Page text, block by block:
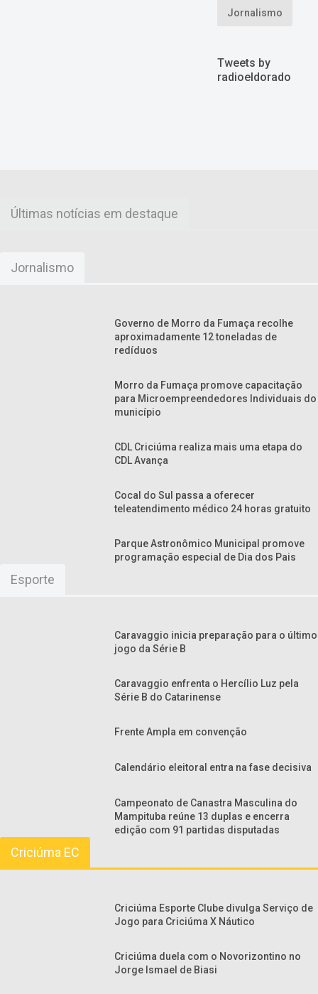
Jornalismo
Tweets by
radioeldorado
Últimas notícias em destaque
Jornalismo
Governo de Morro da Fumaça recolhe
aproximadamente 12 toneladas de
redíduos
Morro da Fumaça promove capacitação
para Microempreendedores Individuais do
município
CDL Criciúma realiza mais uma etapa do
CDL Avança
Cocal do Sul passa a oferecer
teleatendimento médico 24 horas gratuito
Parque Astronômico Municipal promove
programação especial de Dia dos Pais
Esporte
Caravaggio inicia preparação para o último
jogo da Série B
Caravaggio enfrenta o Hercílio Luz pela
Série B do Catarinense
Frente Ampla em convenção
Calendário eleitoral entra na fase decisiva
Campeonato de Canastra Masculina do
Mampituba reúne 13 duplas e encerra
edição com 91 partidas disputadas
Criciúma EC
Criciúma Esporte Clube divulga Serviço de
Jogo para Criciúma X Náutico
Criciúma duela com o Novorizontino no
Jorge Ismael de Biasi